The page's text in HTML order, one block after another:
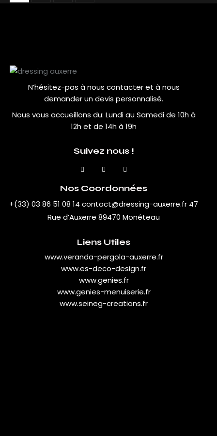
N’hésitez-pas à nous contacter et à nous
demander un devis personnalisé.
Nous vous accueillons du: Lundi au Samedi de 10h à
12h et de 14h à 19h
Suivez nous !
Nos Coordonnées
+(33) 03 86 51 08 14 contact@dressing-auxerre.fr 47
Rue d’Auxerre 89470 Monéteau
Liens Utiles
www.veranda-pergola-auxerre.fr
www.es-deco-design.fr
www.genies.fr
www.genies-menuiserie.fr
www.seineg-creations.fr